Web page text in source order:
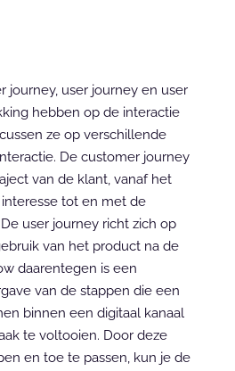
journey, user journey en user
hebben op de interactie
ze op verschillende
De customer journey
van de klant, vanaf het
tot en met de
user journey richt zich op
van het product na de
daarentegen is een
van de stappen die een
binnen een digitaal kanaal
te voltooien. Door deze
en toe te passen, kun je de